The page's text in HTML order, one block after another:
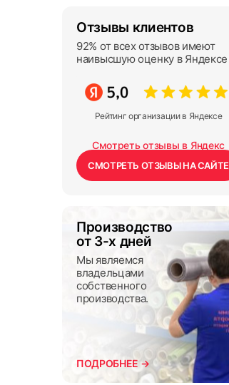
Отзывы клиентов
92% от всех отзывов имеют
наивысшую оценку в Яндексе
Рейтинг организации в Яндексе
Смотреть отзывы в Яндекс
СМОТРЕТЬ ОТЗЫВЫ НА САЙТЕ
Производство
от 3-х дней
Мы являемся
владельцами
собственного
производства.
ПОДРОБНЕЕ →